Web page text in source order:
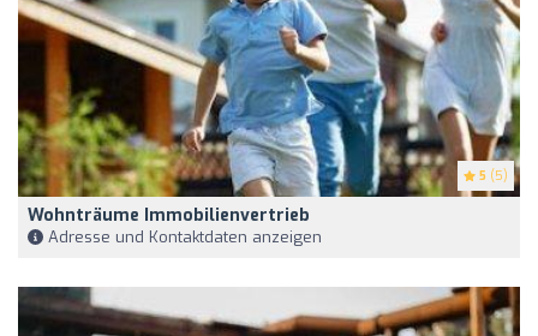
5 (5)
Wohnträume Immobilienvertrieb
Adresse und Kontaktdaten anzeigen